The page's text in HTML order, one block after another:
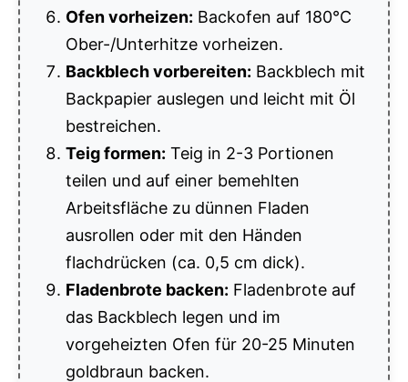
Ofen vorheizen: Backofen auf 180°C
Ober-/Unterhitze vorheizen.
Backblech vorbereiten: Backblech mit
Backpapier auslegen und leicht mit Öl
bestreichen.
Teig formen: Teig in 2-3 Portionen
teilen und auf einer bemehlten
Arbeitsfläche zu dünnen Fladen
ausrollen oder mit den Händen
flachdrücken (ca. 0,5 cm dick).
Fladenbrote backen: Fladenbrote auf
das Backblech legen und im
vorgeheizten Ofen für 20-25 Minuten
goldbraun backen.